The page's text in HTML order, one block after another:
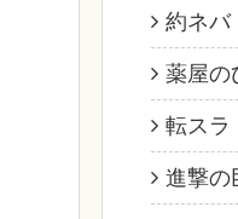
約ネバ
薬屋の
転スラ
進撃の